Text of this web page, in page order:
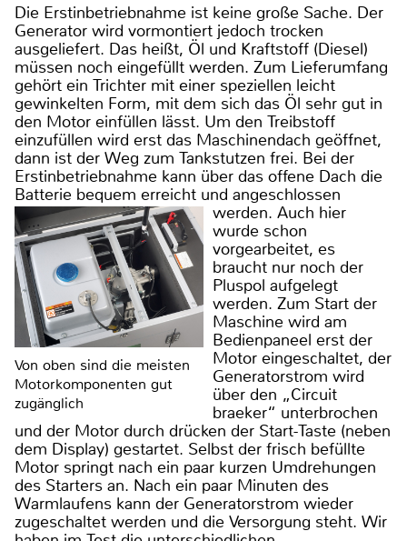
Die Erstinbetriebnahme ist keine große Sache. Der
Generator wird vormontiert jedoch trocken
ausgeliefert. Das heißt, Öl und Kraftstoff (Diesel)
müssen noch eingefüllt werden. Zum Lieferumfang
gehört ein Trichter mit einer speziellen leicht
gewinkelten Form, mit dem sich das Öl sehr gut in
den Motor einfüllen lässt. Um den Treibstoff
einzufüllen wird erst das Maschinendach geöffnet,
dann ist der Weg zum Tankstutzen frei. Bei der
Erstinbetriebnahme kann über das offene Dach die
Batterie bequem erreicht und angeschlossen
werden.
Von oben sind die meisten
Motorkomponenten gut
zugänglich
Auch hier
wurde schon
vorgearbeitet, es
braucht nur noch der
Pluspol aufgelegt
werden. Zum Start der
Maschine wird am
Bedienpaneel erst der
Motor eingeschaltet, der
Generatorstrom wird
über den „Circuit
braeker“ unterbrochen
und der Motor durch drücken der Start-Taste (neben
dem Display) gestartet. Selbst der frisch befüllte
Motor springt nach ein paar kurzen Umdrehungen
des Starters an. Nach ein paar Minuten des
Warmlaufens kann der Generatorstrom wieder
zugeschaltet werden und die Versorgung steht. Wir